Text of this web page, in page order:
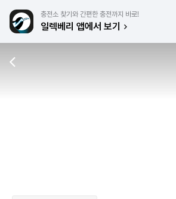
충전소 찾기와 간편한 충전까지 바로!
일렉베리 앱에서 보기